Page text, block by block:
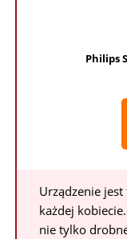
Philips
Urządzenie
każdej
nie tylko